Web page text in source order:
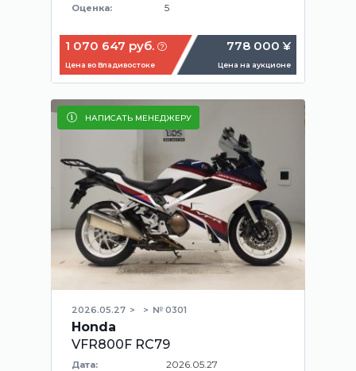
Оценка: 5
1 070 647 руб.
Цена во Владивостоке
778 000 ¥
Цена на аукционе
НАПИСАТЬ МЕНЕДЖЕРУ
2026.05.27 № 0301
Honda
VFR800F RC79
Дата: 2026.05.27